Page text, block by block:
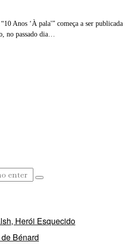
Anos ‘À pala'” começa a ser publicada
no passado dia…
Herói Esquecido
Bénard